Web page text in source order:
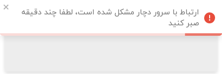
ارتباط با سرور دچار مشکل شده است، لطفا چند دقیقه
صبر کنید